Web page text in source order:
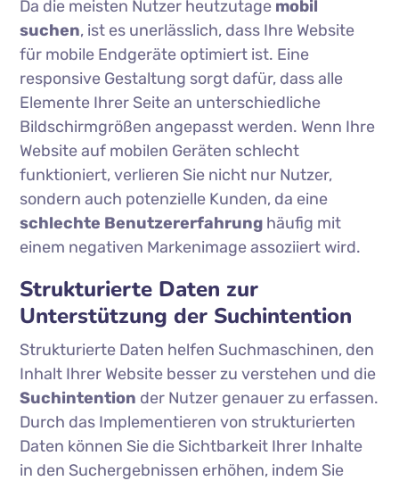
Da die meisten Nutzer heutzutage mobil
suchen, ist es unerlässlich, dass Ihre Website
für mobile Endgeräte optimiert ist. Eine
responsive Gestaltung sorgt dafür, dass alle
Elemente Ihrer Seite an unterschiedliche
Bildschirmgrößen angepasst werden. Wenn Ihre
Website auf mobilen Geräten schlecht
funktioniert, verlieren Sie nicht nur Nutzer,
sondern auch potenzielle Kunden, da eine
schlechte Benutzererfahrung häufig mit
einem negativen Markenimage assoziiert wird.
Strukturierte Daten zur
Unterstützung der Suchintention
Strukturierte Daten helfen Suchmaschinen, den
Inhalt Ihrer Website besser zu verstehen und die
Suchintention der Nutzer genauer zu erfassen.
Durch das Implementieren von strukturierten
Daten können Sie die Sichtbarkeit Ihrer Inhalte
in den Suchergebnissen erhöhen, indem Sie